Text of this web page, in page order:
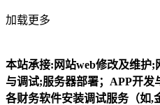
加载更多
本站承接:网站web修改及维护;
与调试;服务器部署；APP开发
各财务软件安装调试服务（如,